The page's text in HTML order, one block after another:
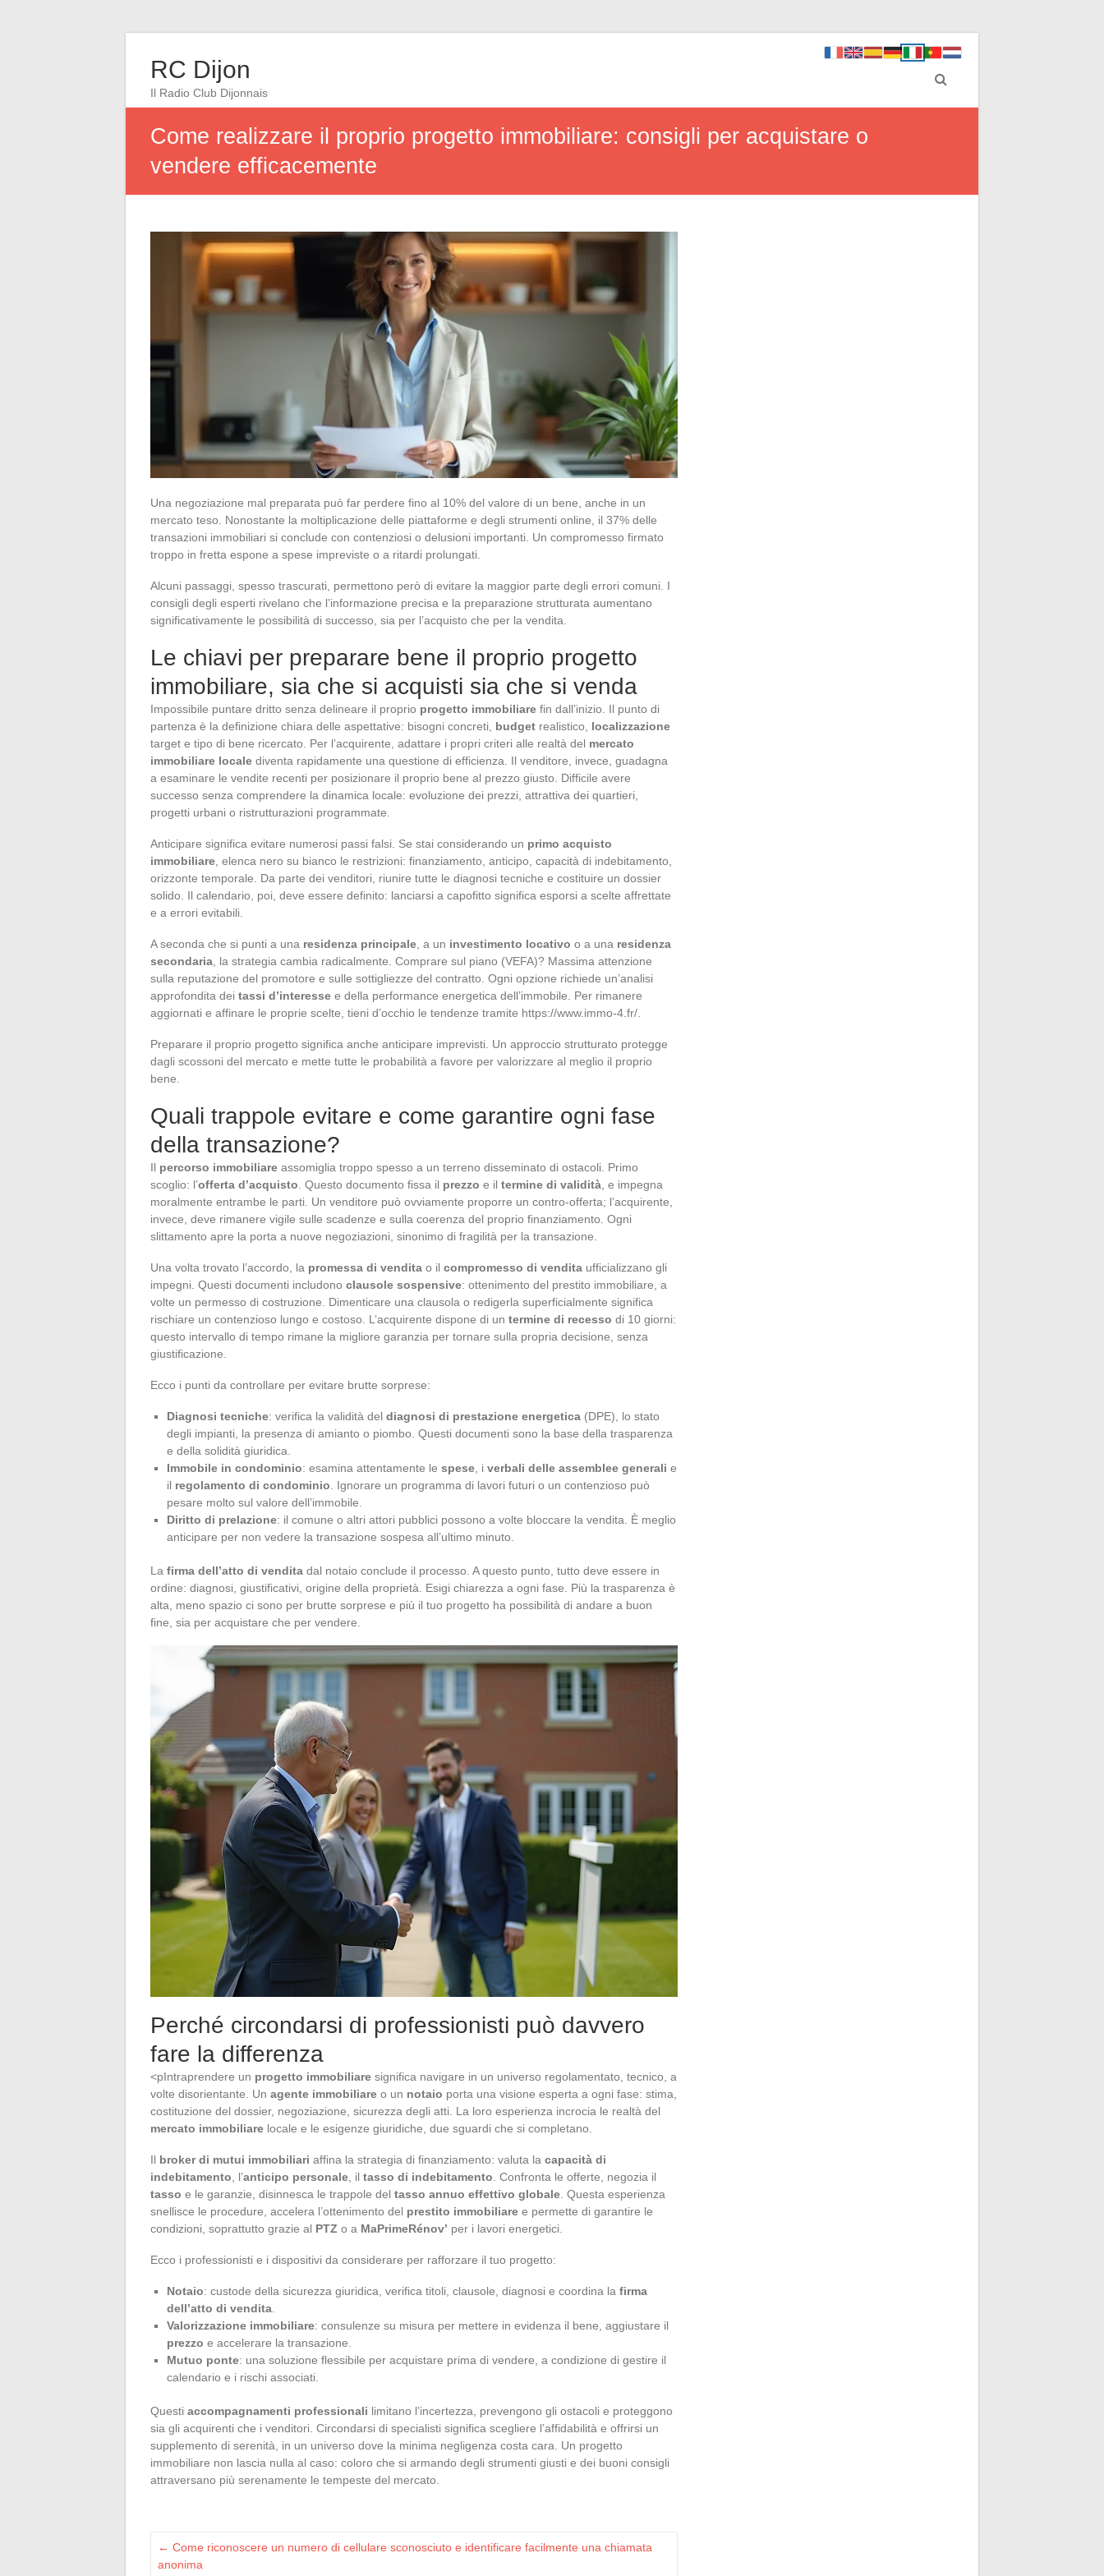
RC Dijon
Il Radio Club Dijonnais
Come realizzare il proprio progetto immobiliare: consigli per acquistare o
vendere efficacemente
Una negoziazione mal preparata può far perdere fino al 10% del valore di un bene, anche in un
mercato teso. Nonostante la moltiplicazione delle piattaforme e degli strumenti online, il 37% delle
transazioni immobiliari si conclude con contenziosi o delusioni importanti. Un compromesso firmato
troppo in fretta espone a spese impreviste o a ritardi prolungati.
Alcuni passaggi, spesso trascurati, permettono però di evitare la maggior parte degli errori comuni. I
consigli degli esperti rivelano che l’informazione precisa e la preparazione strutturata aumentano
significativamente le possibilità di successo, sia per l’acquisto che per la vendita.
Le chiavi per preparare bene il proprio progetto
immobiliare, sia che si acquisti sia che si venda
Impossibile puntare dritto senza delineare il proprio progetto immobiliare fin dall’inizio. Il punto di
partenza è la definizione chiara delle aspettative: bisogni concreti, budget realistico, localizzazione
target e tipo di bene ricercato. Per l’acquirente, adattare i propri criteri alle realtà del mercato
immobiliare locale diventa rapidamente una questione di efficienza. Il venditore, invece, guadagna
a esaminare le vendite recenti per posizionare il proprio bene al prezzo giusto. Difficile avere
successo senza comprendere la dinamica locale: evoluzione dei prezzi, attrattiva dei quartieri,
progetti urbani o ristrutturazioni programmate.
Anticipare significa evitare numerosi passi falsi. Se stai considerando un primo acquisto
immobiliare , elenca nero su bianco le restrizioni: finanziamento, anticipo, capacità di indebitamento,
orizzonte temporale. Da parte dei venditori, riunire tutte le diagnosi tecniche e costituire un dossier
solido. Il calendario, poi, deve essere definito: lanciarsi a capofitto significa esporsi a scelte affrettate
e a errori evitabili.
A seconda che si punti a una residenza principale , a un investimento locativo o a una residenza
secondaria , la strategia cambia radicalmente. Comprare sul piano (VEFA)? Massima attenzione
sulla reputazione del promotore e sulle sottigliezze del contratto. Ogni opzione richiede un’analisi
approfondita dei tassi d’interesse e della performance energetica dell’immobile. Per rimanere
aggiornati e affinare le proprie scelte, tieni d’occhio le tendenze tramite https://www.immo-4.fr/.
Preparare il proprio progetto significa anche anticipare imprevisti. Un approccio strutturato protegge
dagli scossoni del mercato e mette tutte le probabilità a favore per valorizzare al meglio il proprio
bene.
Quali trappole evitare e come garantire ogni fase
della transazione?
Il percorso immobiliare assomiglia troppo spesso a un terreno disseminato di ostacoli. Primo
scoglio: l’offerta d’acquisto . Questo documento fissa il prezzo e il termine di validità , e impegna
moralmente entrambe le parti. Un venditore può ovviamente proporre un contro-offerta; l’acquirente,
invece, deve rimanere vigile sulle scadenze e sulla coerenza del proprio finanziamento. Ogni
slittamento apre la porta a nuove negoziazioni, sinonimo di fragilità per la transazione.
Una volta trovato l’accordo, la promessa di vendita o il compromesso di vendita ufficializzano gli
impegni. Questi documenti includono clausole sospensive: ottenimento del prestito immobiliare, a
volte un permesso di costruzione. Dimenticare una clausola o redigerla superficialmente significa
rischiare un contenzioso lungo e costoso. L’acquirente dispone di un termine di recesso di 10 giorni:
questo intervallo di tempo rimane la migliore garanzia per tornare sulla propria decisione, senza
giustificazione.
Ecco i punti da controllare per evitare brutte sorprese:
Diagnosi tecniche: verifica la validità del diagnosi di prestazione energetica (DPE), lo stato
degli impianti, la presenza di amianto o piombo. Questi documenti sono la base della trasparenza
e della solidità giuridica.
Immobile in condominio: esamina attentamente le spese , i verbali delle assemblee generali e
il regolamento di condominio . Ignorare un programma di lavori futuri o un contenzioso può
pesare molto sul valore dell’immobile.
Diritto di prelazione: il comune o altri attori pubblici possono a volte bloccare la vendita. È meglio
anticipare per non vedere la transazione sospesa all’ultimo minuto.
La firma dell’atto di vendita dal notaio conclude il processo. A questo punto, tutto deve essere in
ordine: diagnosi, giustificativi, origine della proprietà. Esigi chiarezza a ogni fase. Più la trasparenza è
alta, meno spazio ci sono per brutte sorprese e più il tuo progetto ha possibilità di andare a buon
fine, sia per acquistare che per vendere.
Perché circondarsi di professionisti può davvero
fare la differenza
<pIntraprendere un progetto immobiliare significa navigare in un universo regolamentato, tecnico, a
volte disorientante. Un agente immobiliare o un notaio porta una visione esperta a ogni fase: stima,
costituzione del dossier, negoziazione, sicurezza degli atti. La loro esperienza incrocia le realtà del
mercato immobiliare locale e le esigenze giuridiche, due sguardi che si completano.
Il broker di mutui immobiliari affina la strategia di finanziamento: valuta la capacità di
indebitamento , l’anticipo personale , il tasso di indebitamento . Confronta le offerte, negozia il
tasso e le garanzie, disinnesca le trappole del tasso annuo effettivo globale . Questa esperienza
snellisce le procedure, accelera l’ottenimento del prestito immobiliare e permette di garantire le
condizioni, soprattutto grazie al PTZ o a MaPrimeRénov’ per i lavori energetici.
Ecco i professionisti e i dispositivi da considerare per rafforzare il tuo progetto:
Notaio: custode della sicurezza giuridica, verifica titoli, clausole, diagnosi e coordina la firma
dell’atto di vendita
Valorizzazione immobiliare: consulenze su misura per mettere in evidenza il bene, aggiustare il
prezzo e accelerare la transazione.
Mutuo ponte: una soluzione flessibile per acquistare prima di vendere, a condizione di gestire il
calendario e i rischi associati.
Questi accompagnamenti professionali limitano l’incertezza, prevengono gli ostacoli e proteggono
sia gli acquirenti che i venditori. Circondarsi di specialisti significa scegliere l’affidabilità e offrirsi un
supplemento di serenità, in un universo dove la minima negligenza costa cara. Un progetto
immobiliare non lascia nulla al caso: coloro che si armando degli strumenti giusti e dei buoni consigli
attraversano più serenamente le tempeste del mercato.
← Come riconoscere un numero di cellulare sconosciuto e identificare facilmente una chiamata
anonima